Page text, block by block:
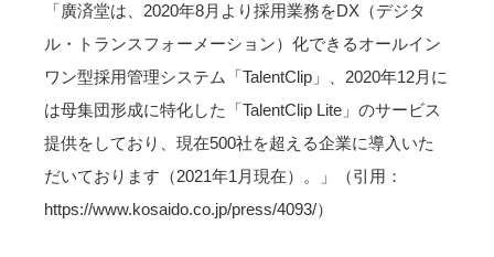
「廣済堂は、2020年8月より採用業務をDX（デジタ
ル・トランスフォーメーション）化できるオールイン
ワン型採用管理システム「TalentClip」、2020年12月に
は母集団形成に特化した「TalentClip Lite」のサービス
提供をしており、現在500社を超える企業に導入いた
だいております（2021年1月現在）。」（引用：
https://www.kosaido.co.jp/press/4093/）